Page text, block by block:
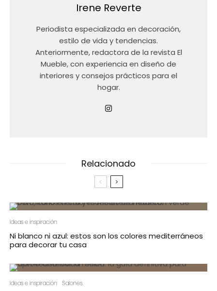
Irene Reverte
Periodista especializada en decoración,
estilo de vida y tendencias.
Anteriormente, redactora de la revista El
Mueble, con experiencia en diseño de
interiores y consejos prácticos para el
hogar.
Relacionado
Ideas e inspiración
Ni blanco ni azul: estos son los colores mediterráneos
para decorar tu casa
Ideas e inspiración Salones